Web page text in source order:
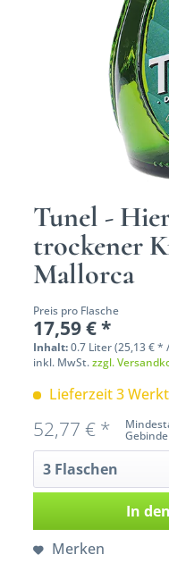
Tunel -
trockener
Mallorca
Preis pro Flasche
17,59 € *
Inhalt:0.7 Liter (25,13 € *
inkl. MwSt.zzgl.
Lieferzeit 3
52,77 € *
In den
Merken